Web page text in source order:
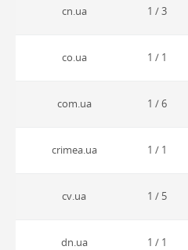
cn.ua 1 / 3
co.ua 1 / 1
com.ua 1 / 6
crimea.ua 1 / 1
cv.ua 1 / 5
dn.ua 1 / 1